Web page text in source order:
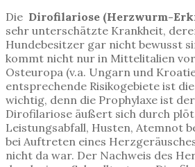
Die Dirofilariose (Herzwurm-
sehr unterschätzte Krankheit,
Hundebesitzer gar nicht bewusst
kommt nicht nur in Mittelitalien
Osteuropa (v.a. Ungarn und
entsprechende Risikogebiete ist
wichtig, denn die Prophylaxe ist
Dirofilariose äußert sich durch
Leistungsabfall, Husten, Atemnot
bei Auftreten eines
nicht da war. Der Nachweis des